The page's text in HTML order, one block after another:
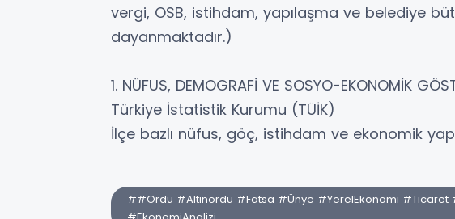
vergi, OSB, istihdam, yapılaşma ve belediye
dayanmaktadır.)
1. NÜFUS, DEMOGRAFİ VE SOSYO-EKONOMİK
Türkiye İstatistik Kurumu (TÜİK)
İlçe bazlı nüfus, göç, istihdam ve ekonomik
##Ordu #Altınordu #Fatsa #Ünye #YerelEkonomi #Ticaret